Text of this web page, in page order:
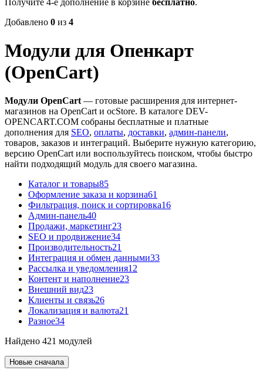
Добавлено 0 из 4
Модули для Опенкарт
(OpenCart)
Модули OpenCart— готовые расширения для интернет-
магазинов на OpenCart и ocStore. В каталоге DEV-
OPENCART.COM собраны бесплатные и платные
дополнения для SEO, оплаты, доставки, админ-панели,
товаров, заказов и интеграций. Выберите нужную категорию,
версию OpenCart или воспользуйтесь поиском, чтобы быстро
найти подходящий модуль для своего магазина.
Каталог и товары85
Оформление заказа и корзина61
Фильтрация, поиск и сортировка16
Админ-панель40
Продажи, маркетинг23
SEO и продвижение34
Производительность21
Интеграция и обмен данными33
Рассылка и уведомления12
Контент и наполнение23
Внешний вид23
Клиенты и связь26
Локализация и валюта21
Разное34
Найдено 421 модулей
Новые сначала